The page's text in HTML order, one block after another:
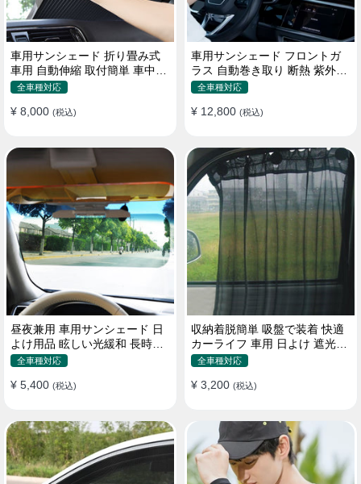
車用サンシェード 折り畳み式
車用 自動伸縮 取付簡単 車中泊
紫外線UVカット 仮眠 断熱
全車種対応
¥ 8,000 (税込)
車用サンシェード フロントガ
ラス 自動巻き取り 断熱 紫外線
UVカット 取付収納便利
全車種対応
¥ 12,800 (税込)
昼夜兼用 車用サンシェード 日
よけ用品 眩しい光緩和 長時間
運転 特殊遮光素材
全車種対応
¥ 5,400 (税込)
収納着脱簡単 吸盤で装着 快適
カーライフ 車用 日よけ 遮光
UVカット 通気
全車種対応
¥ 3,200 (税込)